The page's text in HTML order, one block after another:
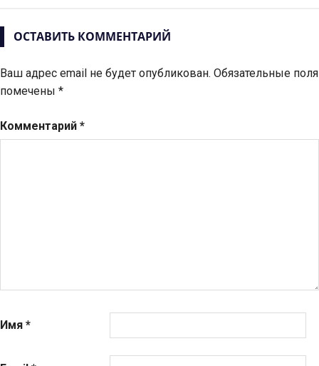
ОСТАВИТЬ КОММЕНТАРИЙ
Ваш адрес email не будет опубликован. Обязательные поля
помечены *
Комментарий *
Имя *